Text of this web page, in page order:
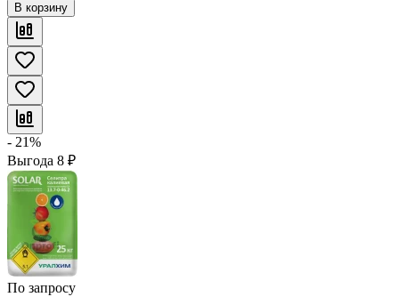
В корзину
- 21%
Выгода 8 ₽
По запросу